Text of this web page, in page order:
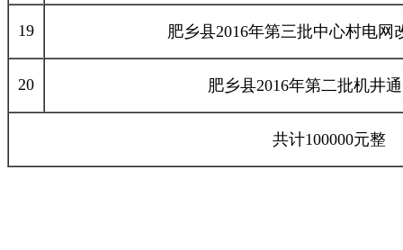
19 肥乡县2016年第三批中心村电网
20 肥乡县2016年第二批机井
共计100000元整